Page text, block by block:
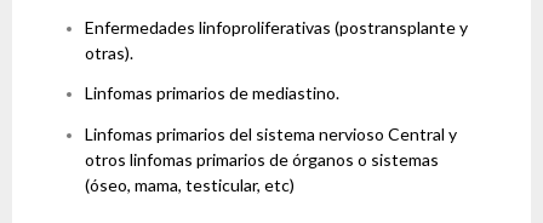
Enfermedades linfoproliferativas (postransplante y
otras).
Linfomas primarios de mediastino.
Linfomas primarios del sistema nervioso Central y
otros linfomas primarios de órganos o sistemas
(óseo, mama, testicular, etc)